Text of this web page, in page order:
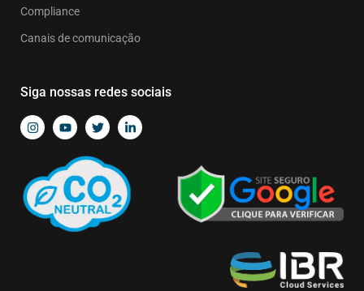
Compliance
Canais de comunicação
Siga nossas redes sociais